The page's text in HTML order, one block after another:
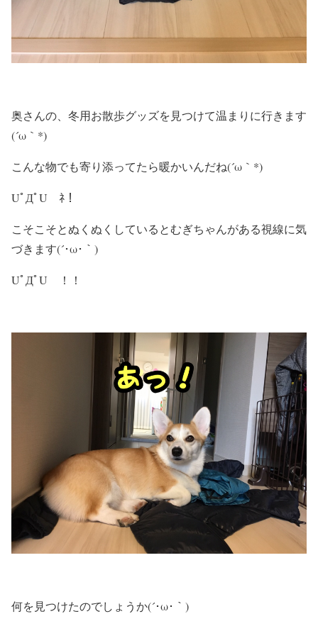
奥さんの、冬用お散歩グッズを見つけて温まりに行きます
(´ω｀*)
こんな物でも寄り添ってたら暖かいんだね(´ω｀*)
UﾟДﾟU ﾈ！
こそこそとぬくぬくしているとむぎちゃんがある視線に気
づきます(´･ω･｀)
UﾟДﾟU ！！
何を見つけたのでしょうか(´･ω･｀)